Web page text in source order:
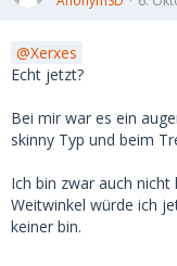
Xerxes
Echt jetzt?
Bei mir war es ein
skinny Typ und beim
Ich bin zwar auch
Weitwinkel würde ich
keiner bin.